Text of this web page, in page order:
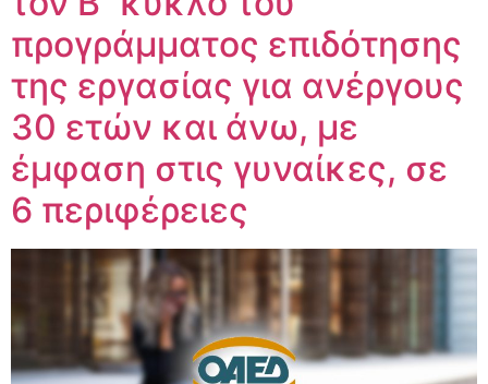
προγράμματος επιδότησης
της εργασίας για ανέργους
30 ετών και άνω, με
έμφαση στις γυναίκες, σε
6 περιφέρειες